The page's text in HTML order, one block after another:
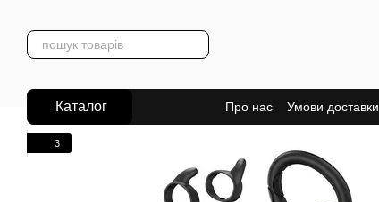
Каталог Про нас Умови доставки
3